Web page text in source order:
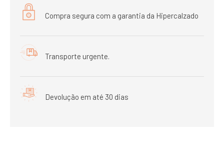
Compra segura com a garantia da Hipercalzado
Transporte urgente.
Devolução em até 30 dias